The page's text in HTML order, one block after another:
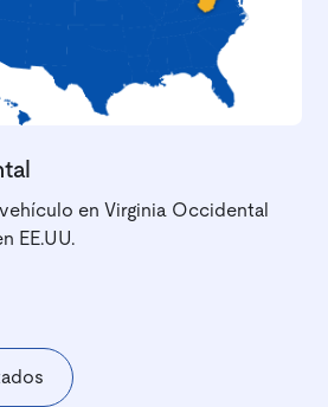
en Virginia Occidental
EE.UU.